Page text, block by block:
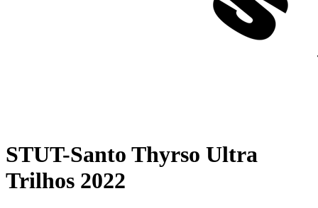
STUT-Santo Thyrso Ultra
Trilhos 2022